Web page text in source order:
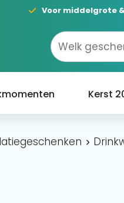
Voor middelgrote
Kerst